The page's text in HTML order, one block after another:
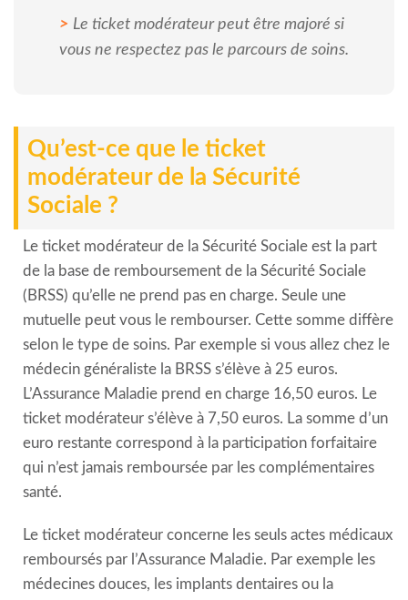
Le ticket modérateur peut être majoré si
vous ne respectez pas le parcours de soins.
Qu’est-ce que le ticket
modérateur de la Sécurité
Sociale ?
Le ticket modérateur de la Sécurité Sociale est la part
de la base de remboursement de la Sécurité Sociale
(BRSS) qu’elle ne prend pas en charge. Seule une
mutuelle peut vous le rembourser. Cette somme diffère
selon le type de soins. Par exemple si vous allez chez le
médecin généraliste la BRSS s’élève à 25 euros.
L’Assurance Maladie prend en charge 16,50 euros. Le
ticket modérateur s’élève à 7,50 euros. La somme d’un
euro restante correspond à la participation forfaitaire
qui n’est jamais remboursée par les complémentaires
santé.
Le ticket modérateur concerne les seuls actes médicaux
remboursés par l’Assurance Maladie. Par exemple les
médecines douces, les implants dentaires ou la